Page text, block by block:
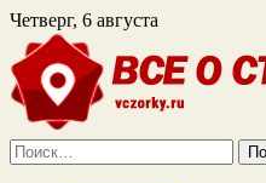
Четверг, 6 августа
Найти: